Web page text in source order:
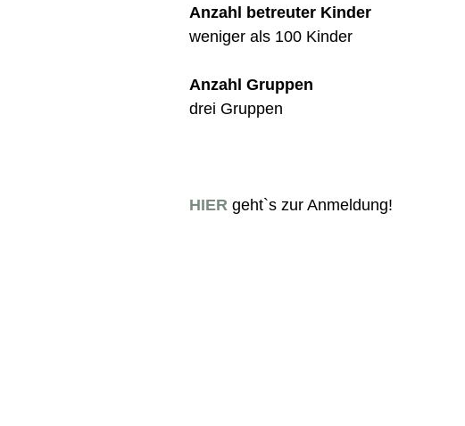
Anzahl betreuter Kinder
weniger als 100 Kinder
Anzahl Gruppen
drei Gruppen
HIER geht`s zur Anmeldung!